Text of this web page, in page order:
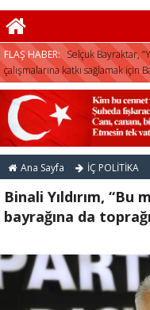
Selçuk Bayraktar,
çalışmalarına katkı sağlamak için
Ana Sayfa İÇ POLİTİKA
Binali Yıldırım, “Bu
bayrağına da